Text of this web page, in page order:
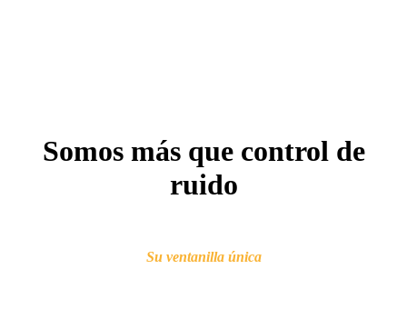
Somos más que control de
ruido
Su ventanilla única